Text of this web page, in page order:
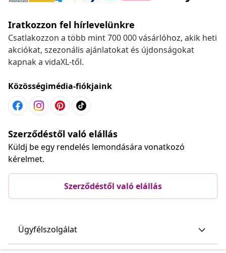
Iratkozzon fel hírlevelünkre
Csatlakozzon a több mint 700 000 vásárlóhoz, akik heti
akciókat, szezonális ajánlatokat és újdonságokat
kapnak a vidaXL-től.
Közösségimédia-fiókjaink
Szerződéstől való elállás
Küldj be egy rendelés lemondására vonatkozó
kérelmet.
Szerződéstől való elállás
Ügyfélszolgálat